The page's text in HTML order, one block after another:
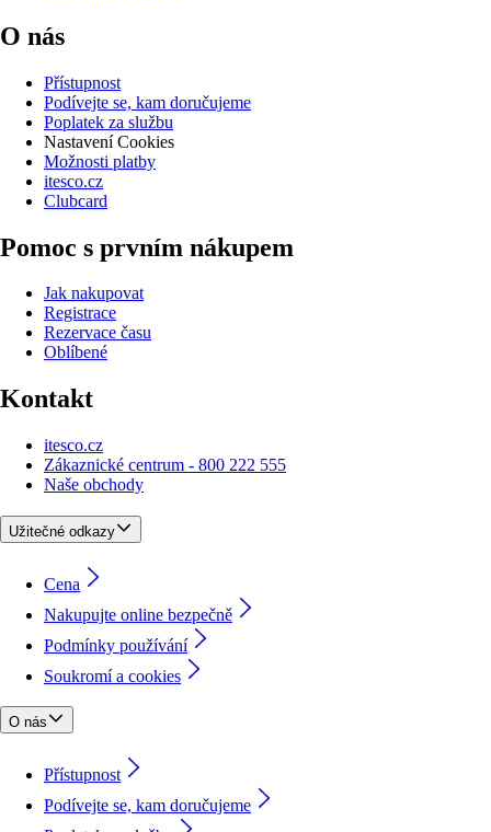
O nás
Přístupnost
Podívejte se, kam doručujeme
Poplatek za službu
Nastavení Cookies
Možnosti platby
itesco.cz
Clubcard
Pomoc s prvním nákupem
Jak nakupovat
Registrace
Rezervace času
Oblíbené
Kontakt
itesco.cz
Zákaznické centrum - 800 222 555
Naše obchody
Užitečné odkazy
Cena
Nakupujte online bezpečně
Podmínky používání
Soukromí a cookies
O nás
Přístupnost
Podívejte se, kam doručujeme